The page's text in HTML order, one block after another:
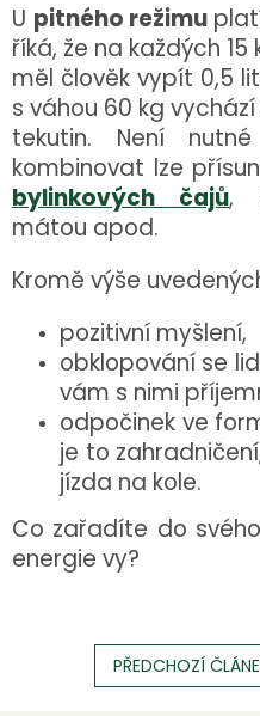
U pitného režimu
říká, že na každých
měl člověk vypít 0,5
s váhou 60 kg
tekutin. Není
kombinovat lze
bylinkových čajů,
mátou apod.
Kromě výše
pozitivní myšlení,
obklopování se
vám s nimi
odpočinek ve
je to
jízda na kole.
Co zařadíte do
energie vy?
PŘEDCHOZÍ